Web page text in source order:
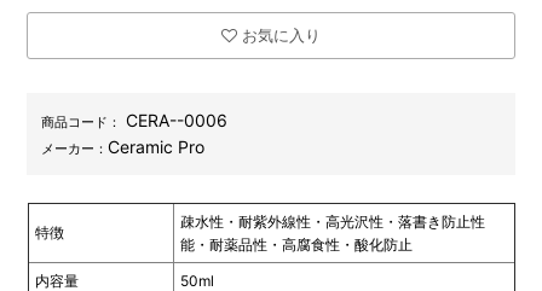
お気に入り
商品コード： CERA--0006
メーカー：Ceramic Pro
特徴
疎水性・耐紫外線性・高光沢性・落書き防止性
能・耐薬品性・高腐食性・酸化防止
内容量
50ml